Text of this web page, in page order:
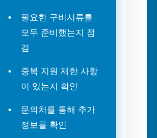
필요한 구비서류를
모두 준비했는지 점
검
중복 지원 제한 사항
이 있는지 확인
문의처를 통해 추가
정보를 확인